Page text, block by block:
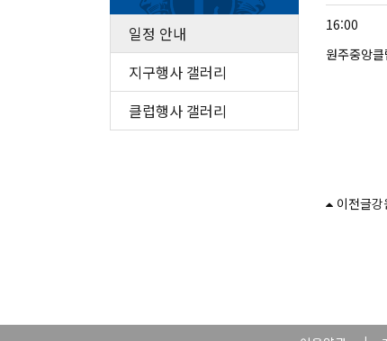
일정 안내
지구행사 갤러리
클럽행사 갤러리
16:00
원주중앙클
이전글강